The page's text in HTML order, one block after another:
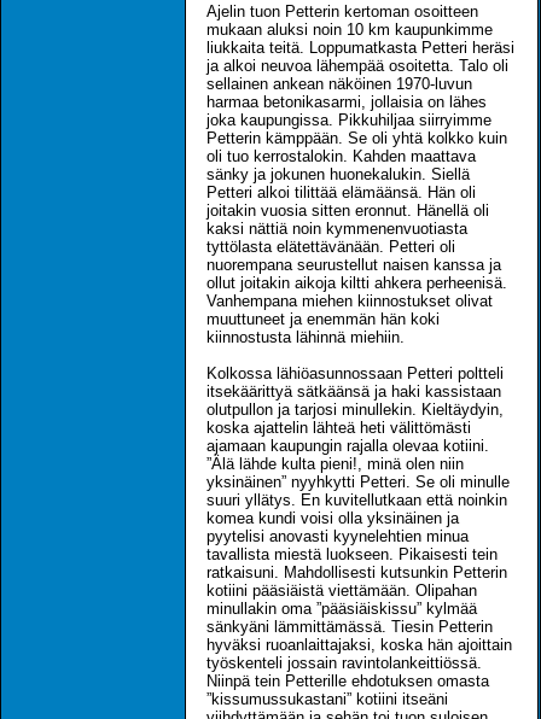
Ajelin tuon Petterin kertoman osoitteen
mukaan aluksi noin 10 km kaupunkimme
liukkaita teitä. Loppumatkasta Petteri heräsi
ja alkoi neuvoa lähempää osoitetta. Talo oli
sellainen ankean näköinen 1970-luvun
harmaa betonikasarmi, jollaisia on lähes
joka kaupungissa. Pikkuhiljaa siirryimme
Petterin kämppään. Se oli yhtä kolkko kuin
oli tuo kerrostalokin. Kahden maattava
sänky ja jokunen huonekalukin. Siellä
Petteri alkoi tilittää elämäänsä. Hän oli
joitakin vuosia sitten eronnut. Hänellä oli
kaksi nättiä noin kymmenenvuotiasta
tyttölasta elätettävänään. Petteri oli
nuorempana seurustellut naisen kanssa ja
ollut joitakin aikoja kiltti ahkera perheenisä.
Vanhempana miehen kiinnostukset olivat
muuttuneet ja enemmän hän koki
kiinnostusta lähinnä miehiin.
Kolkossa lähiöasunnossaan Petteri poltteli
itsekäärittyä sätkäänsä ja haki kassistaan
olutpullon ja tarjosi minullekin. Kieltäydyin,
koska ajattelin lähteä heti välittömästi
ajamaan kaupungin rajalla olevaa kotiini.
”Älä lähde kulta pieni!, minä olen niin
yksinäinen” nyyhkytti Petteri. Se oli minulle
suuri yllätys. En kuvitellutkaan että noinkin
komea kundi voisi olla yksinäinen ja
pyytelisi anovasti kyynelehtien minua
tavallista miestä luokseen. Pikaisesti tein
ratkaisuni. Mahdollisesti kutsunkin Petterin
kotiini pääsiäistä viettämään. Olipahan
minullakin oma ”pääsiäiskissu” kylmää
sänkyäni lämmittämässä. Tiesin Petterin
hyväksi ruoanlaittajaksi, koska hän ajoittain
työskenteli jossain ravintolankeittiössä.
Niinpä tein Petterille ehdotuksen omasta
”kissumussukastani” kotiini itseäni